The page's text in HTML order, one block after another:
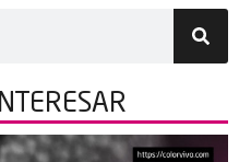
INTERESAR